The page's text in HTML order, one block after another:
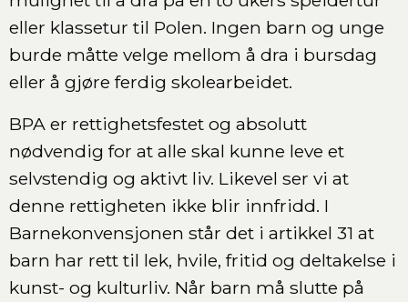
eller klassetur til Polen. Ingen barn og unge
burde måtte velge mellom å dra i bursdag
eller å gjøre ferdig skolearbeidet.
BPA er rettighetsfestet og absolutt
nødvendig for at alle skal kunne leve et
selvstendig og aktivt liv. Likevel ser vi at
denne rettigheten ikke blir innfridd. I
Barnekonvensjonen står det i artikkel 31 at
barn har rett til lek, hvile, fritid og deltakelse i
kunst- og kulturliv. Når barn må slutte på